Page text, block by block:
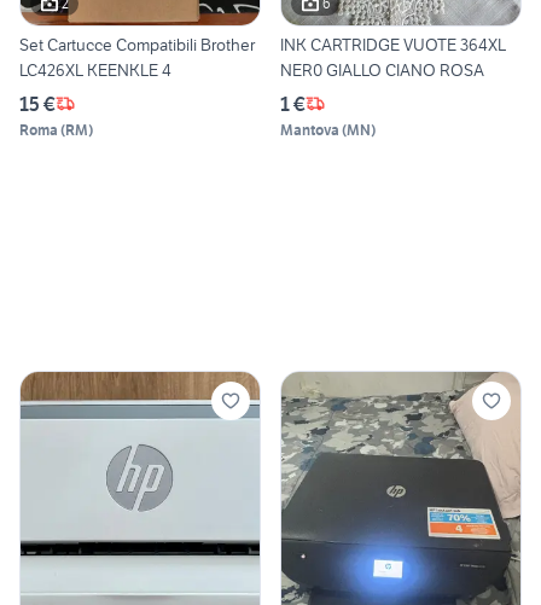
Set Cartucce Compatibili Brother
LC426XL KEENKLE 4
15 €
Roma (RM)
INK CARTRIDGE VUOTE 364XL
NER0 GIALLO CIANO ROSA
1 €
Mantova (MN)